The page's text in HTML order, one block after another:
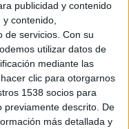
publicidad y contenido
contenido,
de servicios. Con su
utilizar datos de
mediante las
clic para otorgarnos
1538 socios para
previamente descrito. De
más detallada y
Play